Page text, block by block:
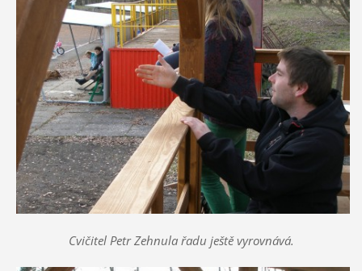
Cvičitel Petr Zehnula řadu ještě vyrovnává.